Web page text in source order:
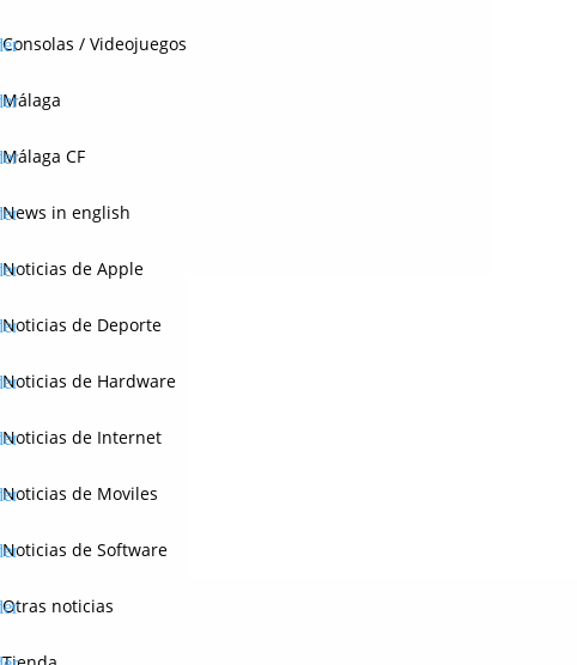
Consolas / Videojuegos
Málaga
Málaga CF
News in english
Noticias de Apple
Noticias de Deporte
Noticias de Hardware
Noticias de Internet
Noticias de Moviles
Noticias de Software
Otras noticias